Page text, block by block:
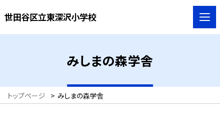
世田谷区立東深沢小学校
みしまの森学舎
トップページ > みしまの森学舎